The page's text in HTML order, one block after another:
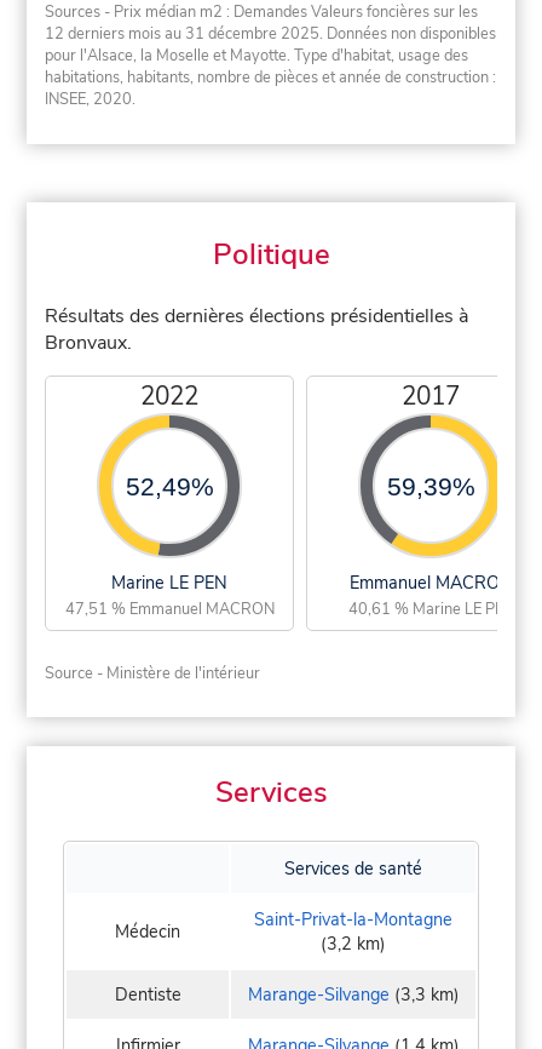
Sources - Prix médian m2 : Demandes Valeurs foncières sur les
12 derniers mois au 31 décembre 2025. Données non disponibles
pour l'Alsace, la Moselle et Mayotte. Type d'habitat, usage des
habitations, habitants, nombre de pièces et année de construction :
INSEE, 2020.
Politique
Résultats des dernières élections présidentielles à
Bronvaux.
2022
52,49%
Marine LE PEN
47,51 % Emmanuel MACRON
2017
59,39%
Emmanuel MACRON
40,61 % Marine LE PEN
Source - Ministère de l'intérieur
Services
Services de santé
Médecin
Saint-Privat-la-Montagne
(3,2 km)
Dentiste Marange-Silvange (3,3 km)